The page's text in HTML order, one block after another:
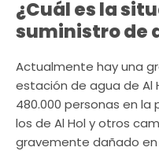
¿Cuál es la
suministro de
Actualmente hay una
estación de agua de Al
480.000 personas en la
los de Al Hol y otros
gravemente dañado